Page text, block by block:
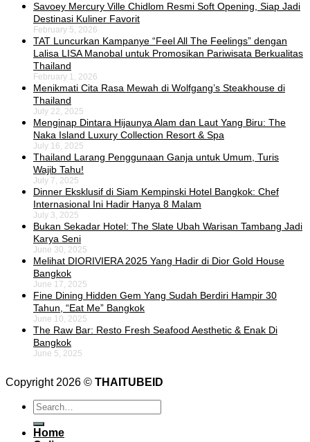
Savoey Mercury Ville Chidlom Resmi Soft Opening, Siap Jadi
Destinasi Kuliner Favorit
February 5, 2026
TAT Luncurkan Kampanye “Feel All The Feelings” dengan
Lalisa LISA Manobal untuk Promosikan Pariwisata Berkualitas
Thailand
February 1, 2026
Menikmati Cita Rasa Mewah di Wolfgang’s Steakhouse di
Thailand
July 22, 2025
Menginap Dintara Hijaunya Alam dan Laut Yang Biru: The
Naka Island Luxury Collection Resort & Spa
July 16, 2025
Thailand Larang Penggunaan Ganja untuk Umum, Turis
Wajib Tahu!
July 7, 2025
Dinner Eksklusif di Siam Kempinski Hotel Bangkok: Chef
Internasional Ini Hadir Hanya 8 Malam
July 3, 2025
Bukan Sekadar Hotel: The Slate Ubah Warisan Tambang Jadi
Karya Seni
June 30, 2025
Melihat DIORIVIERA 2025 Yang Hadir di Dior Gold House
Bangkok
June 17, 2025
Fine Dining Hidden Gem Yang Sudah Berdiri Hampir 30
Tahun, “Eat Me” Bangkok
June 10, 2025
The Raw Bar: Resto Fresh Seafood Aesthetic & Enak Di
Bangkok
June 5, 2025
Copyright 2026 © THAITUBEID
Home